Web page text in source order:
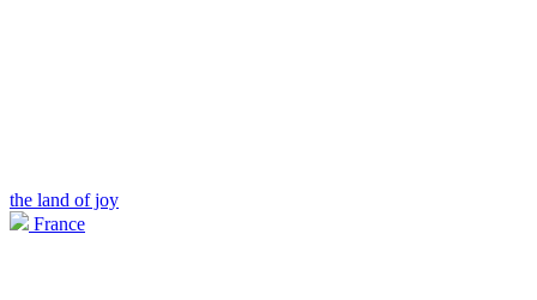
the land of joy
France